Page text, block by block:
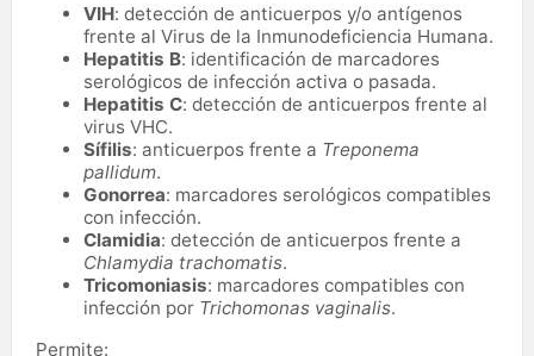
VIH: detección de anticuerpos y/o antígenos
frente al Virus de la Inmunodeficiencia Humana.
Hepatitis B: identificación de marcadores
serológicos de infección activa o pasada.
Hepatitis C: detección de anticuerpos frente al
virus VHC.
Sífilis: anticuerpos frente a Treponema
pallidum.
Gonorrea: marcadores serológicos compatibles
con infección.
Clamidia: detección de anticuerpos frente a
Chlamydia trachomatis.
Tricomoniasis: marcadores compatibles con
infección por Trichomonas vaginalis.
Permite: